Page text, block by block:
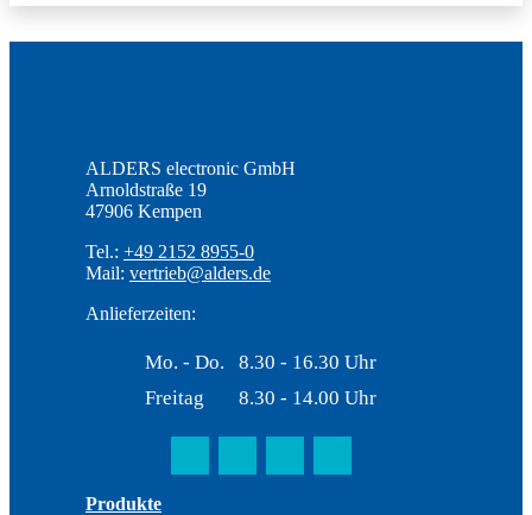
ALDERS electronic GmbH
Arnoldstraße 19
47906 Kempen
Tel.: +49 2152 8955-0
Mail: vertrieb@alders.de
Anlieferzeiten:
Mo. - Do.
8.30 - 16.30 Uhr
Freitag
8.30 - 14.00 Uhr
Produkte